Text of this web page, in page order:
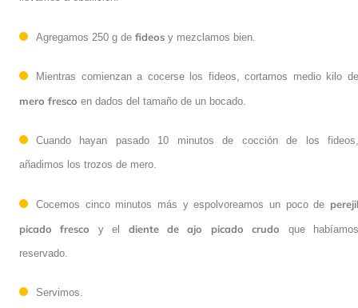
Agregamos 250 g de fideos y mezclamos bien.
Mientras comienzan a cocerse los fideos, cortamos medio kilo de
mero fresco en dados del tamaño de un bocado.
Cuando hayan pasado 10 minutos de cocción de los fideos,
añadimos los trozos de mero.
Cocemos cinco minutos más y espolvoreamos un poco de perejil
picado fresco y el diente de ajo picado crudo que
reservado.
Servimos.